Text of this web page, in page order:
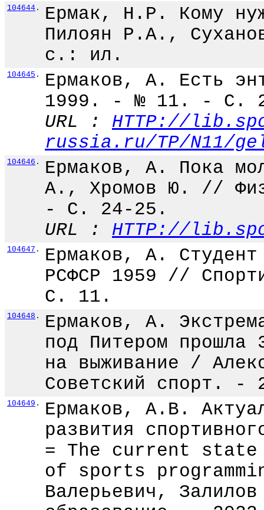
104644 .
Ермак, Н.Р. Кому
Пилоян Р.А.,
с.: ил.
104645 .
Ермаков, А. Есть
1999. - № 11. - С.
URL : HTTP://
russia.ru/TP/N11/
104646 .
Ермаков, А. Пока
А., Хромов Ю. //
- С. 24-25.
URL : HTTP://
104647 .
Ермаков, А.
РСФСР 1959 //
С. 11.
104648 .
Ермаков, А.
под Питером прошла
на выживание /
Советский спорт.
104649 .
Ермаков, А.В.
развития
= The current state
of sports
Валерьевич,